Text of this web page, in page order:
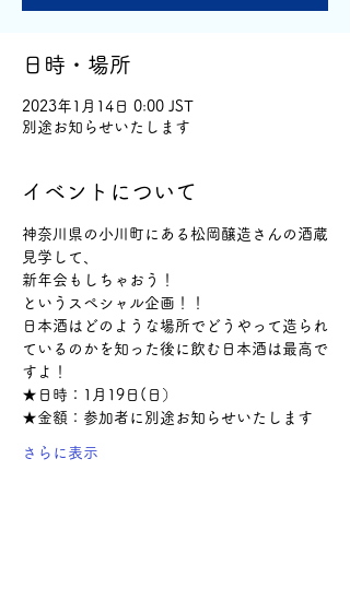
日時・場所
2023年1月14日 0:00 JST
別途お知らせいたします
イベントについて
神奈川県の小川町にある松岡醸造さんの酒蔵
見学して、
新年会もしちゃおう！
というスペシャル企画！！
日本酒はどのような場所でどうやって造られ
ているのかを知った後に飲む日本酒は最高で
すよ！
★日時：1月19日(日）
★金額：参加者に別途お知らせいたします
さらに表示